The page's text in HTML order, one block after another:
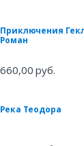
Приключения
Роман
660,00 руб.
Река Теодора